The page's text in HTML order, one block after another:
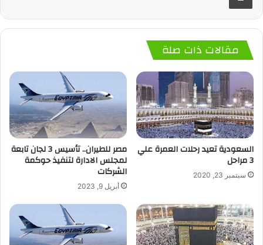
مقالات ذات صلة
السعودية تعيد رحلات العمرة علي
3 مراحل
سبتمبر 23, 2020
مصر للطيران.. تأسيس 3 لجان تابعة
لمجلس الادارة لتنفيذ حوكمة
الشركات
أبريل 9, 2023